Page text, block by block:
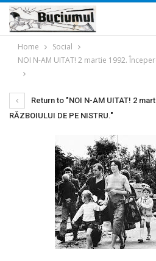
Home
Social
NOI N-AM UITAT! 2 martie 1992.
Return to "NOI N-AM UITAT! 2
RĂZBOIULUI DE PE NISTRU."